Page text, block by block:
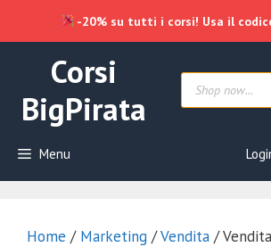
contenuto
Corsi
BigPirata
Products
search
Menu
Home / Marketing /Vendita /
-20% su tutti i corsi! Usa il